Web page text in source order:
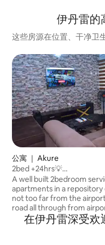
伊丹雷的
这些房源在位置、干净卫
公寓 ｜ Akure
2bed +24hrs💡
airport
A well built 2bedroom
apartments in a
not too far from the
road all through from airport to
building and also from
main building with the
在伊丹雷深受欢